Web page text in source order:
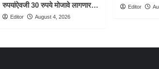
रुपयांऐवजी 30 रुपये मोजावे लागणार…
Editor August 4, 2026
Editor